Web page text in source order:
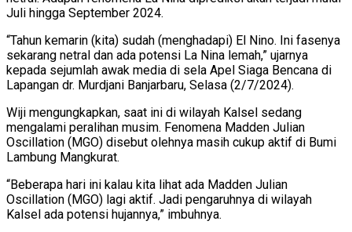
Juli hingga September 2024.
“Tahun kemarin (kita) sudah (menghadapi) El Nino. Ini fasenya
sekarang netral dan ada potensi La Nina lemah,” ujarnya
kepada sejumlah awak media di sela Apel Siaga Bencana di
Lapangan dr. Murdjani Banjarbaru, Selasa (2/7/2024).
Wiji mengungkapkan, saat ini di wilayah Kalsel sedang
mengalami peralihan musim. Fenomena Madden Julian
Oscillation (MGO) disebut olehnya masih cukup aktif di Bumi
Lambung Mangkurat.
“Beberapa hari ini kalau kita lihat ada Madden Julian
Oscillation (MGO) lagi aktif. Jadi pengaruhnya di wilayah
Kalsel ada potensi hujannya,” imbuhnya.